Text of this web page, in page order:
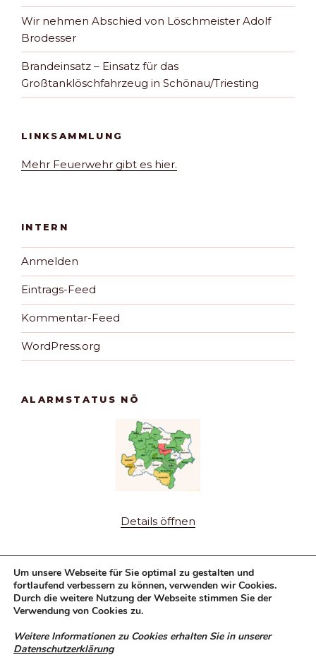
Wir nehmen Abschied von Löschmeister Adolf
Brodesser
Brandeinsatz – Einsatz für das
Großtanklöschfahrzeug in Schönau/Triesting
LINKSAMMLUNG
Mehr Feuerwehr gibt es hier.
INTERN
Anmelden
Eintrags-Feed
Kommentar-Feed
WordPress.org
ALARMSTATUS NÖ
Details öffnen
Fuhrpark
Um unsere Webseite für Sie optimal zu gestalten und
fortlaufend verbessern zu können, verwenden wir Cookies.
Durch die weitere Nutzung der Webseite stimmen Sie der
Verwendung von Cookies zu.
Weitere Informationen zu Cookies erhalten Sie in unserer
Datenschutzerklärung